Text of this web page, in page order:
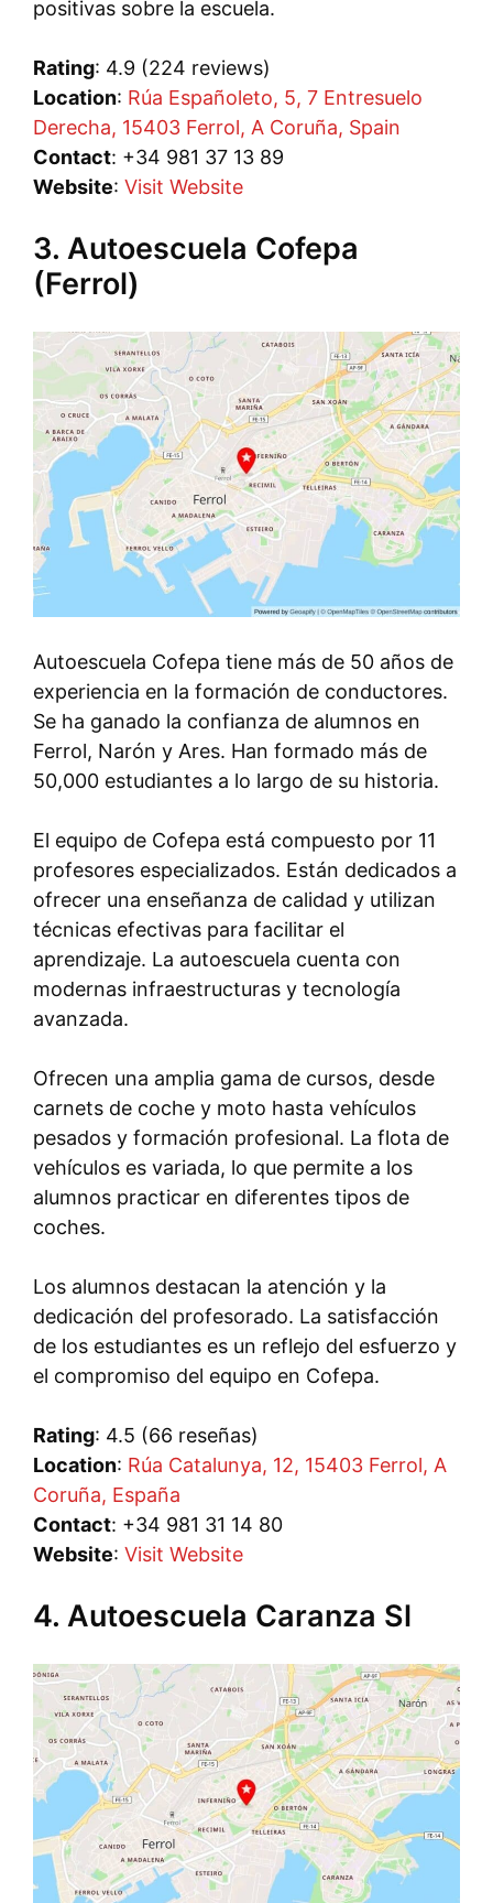
positivas sobre la escuela.
Rating: 4.9 (224 reviews)
Location: Rúa Españoleto, 5, 7 Entresuelo
Derecha, 15403 Ferrol, A Coruña, Spain
Contact: +34 981 37 13 89
Website: Visit Website
3. Autoescuela Cofepa
(Ferrol)
Autoescuela Cofepa tiene más de 50 años de
experiencia en la formación de conductores.
Se ha ganado la confianza de alumnos en
Ferrol, Narón y Ares. Han formado más de
50,000 estudiantes a lo largo de su historia.
El equipo de Cofepa está compuesto por 11
profesores especializados. Están dedicados a
ofrecer una enseñanza de calidad y utilizan
técnicas efectivas para facilitar el
aprendizaje. La autoescuela cuenta con
modernas infraestructuras y tecnología
avanzada.
Ofrecen una amplia gama de cursos, desde
carnets de coche y moto hasta vehículos
pesados y formación profesional. La flota de
vehículos es variada, lo que permite a los
alumnos practicar en diferentes tipos de
coches.
Los alumnos destacan la atención y la
dedicación del profesorado. La satisfacción
de los estudiantes es un reflejo del esfuerzo y
el compromiso del equipo en Cofepa.
Rating: 4.5 (66 reseñas)
Location: Rúa Catalunya, 12, 15403 Ferrol, A
Coruña, España
Contact: +34 981 31 14 80
Website: Visit Website
4. Autoescuela Caranza Sl